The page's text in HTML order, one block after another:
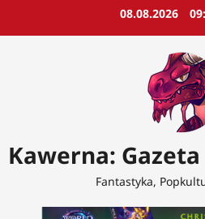
08.08.2026
Kawerna:
Fantastyka,